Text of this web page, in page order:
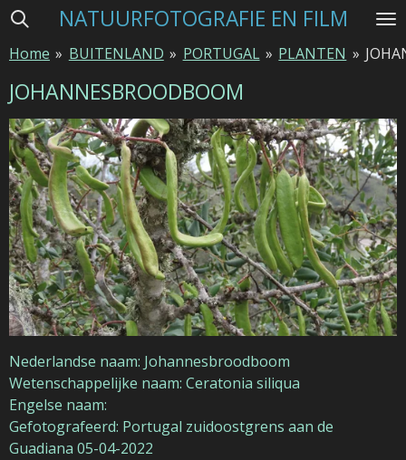
Ga
naar
de
hoofdinhoud
NATUURFOTOGRAFIE EN FILM
Home » BUITENLAND » PORTUGAL » PLANTEN »
JOHANNESBROODBOOM
Nederlandse naam: Johannesbroodboom
Wetenschappelijke naam: Ceratonia siliqua
Engelse naam:
Gefotografeerd: Portugal zuidoostgrens aan de
Guadiana 05-04-2022